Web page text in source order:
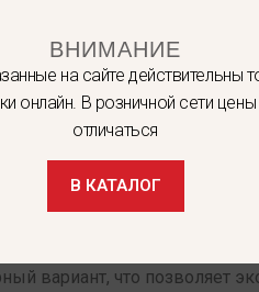
3,0» артикул KPL-024
вариант, что позволяет
ВНИМАНИЕ
на сайте действительны
онлайн. В розничной сети
отличаться
В КАТАЛОГ